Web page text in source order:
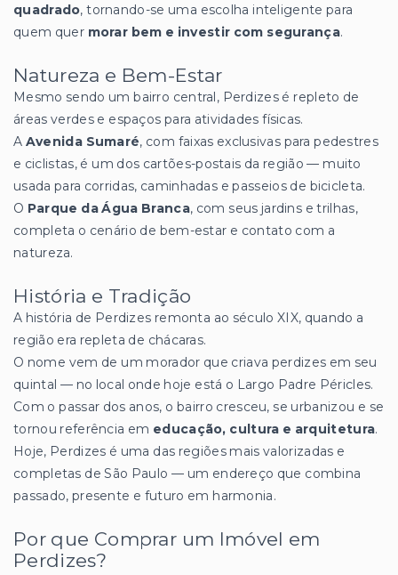
quadrado, tornando-se uma escolha inteligente para
quem quer morar bem e investir com segurança.
Natureza e Bem-Estar
Mesmo sendo um bairro central, Perdizes é repleto de
áreas verdes e espaços para atividades físicas.
A Avenida Sumaré, com faixas exclusivas para pedestres
e ciclistas, é um dos cartões-postais da região — muito
usada para corridas, caminhadas e passeios de bicicleta.
O Parque da Água Branca, com seus jardins e trilhas,
completa o cenário de bem-estar e contato com a
natureza.
História e Tradição
A história de Perdizes remonta ao século XIX, quando a
região era repleta de chácaras.
O nome vem de um morador que criava perdizes em seu
quintal — no local onde hoje está o Largo Padre Péricles.
Com o passar dos anos, o bairro cresceu, se urbanizou e se
tornou referência em educação, cultura e arquitetura.
Hoje, Perdizes é uma das regiões mais valorizadas e
completas de São Paulo — um endereço que combina
passado, presente e futuro em harmonia.
Por que Comprar um Imóvel em
Perdizes?